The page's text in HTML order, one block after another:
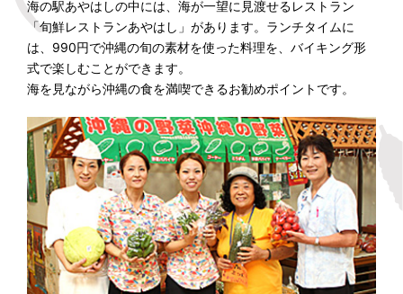
海の駅あやはしの中には、海が一望に見渡せるレストラン
「旬鮮レストランあやはし」があります。ランチタイムに
は、990円で沖縄の旬の素材を使った料理を、バイキング形
式で楽しむことができます。
海を見ながら沖縄の食を満喫できるお勧めポイントです。